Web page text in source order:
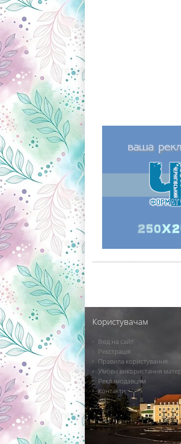
Користувачам
Вхід на сайт
Реєстрація
Правила користування
Умови використання
Рекламодавцям
Контакти